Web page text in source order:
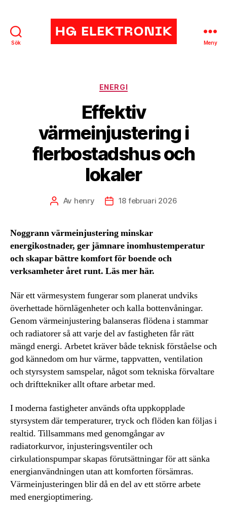
Sök Meny
Kategorier
ENERGI
Effektiv
värmeinjustering i
flerbostadshus och
lokaler
Inläggsförfattare
Av henry Inläggsdatum
18 februari 2026
Noggrann värmeinjustering minskar
energikostnader, ger jämnare inomhustemperatur
och skapar bättre komfort för boende och
verksamheter året runt. Läs mer här.
När ett värmesystem fungerar som planerat undviks
överhettade hörnlägenheter och kalla bottenvåningar.
Genom värmeinjustering balanseras flödena i stammar
och radiatorer så att varje del av fastigheten får rätt
mängd energi. Arbetet kräver både teknisk förståelse och
god kännedom om hur värme, tappvatten, ventilation
och styrsystem samspelar, något som tekniska förvaltare
och drifttekniker allt oftare arbetar med.
I moderna fastigheter används ofta uppkopplade
styrsystem där temperaturer, tryck och flöden kan följas i
realtid. Tillsammans med genomgångar av
radiatorkurvor, injusteringsventiler och
cirkulationspumpar skapas förutsättningar för att sänka
energianvändningen utan att komforten försämras.
Värmeinjusteringen blir då en del av ett större arbete
med energioptimering.